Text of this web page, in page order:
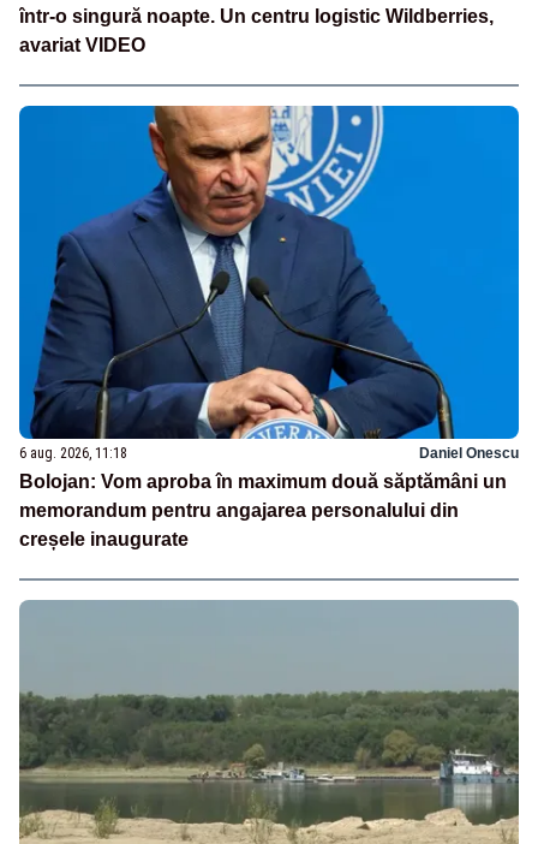
într-o singură noapte. Un centru logistic Wildberries,
avariat VIDEO
6 aug. 2026, 11:18 Daniel Onescu
Bolojan: Vom aproba în maximum două săptămâni un
memorandum pentru angajarea personalului din
creșele inaugurate